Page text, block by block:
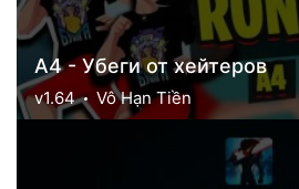
А4 - Убеги от хейтеров
v1.64 Vô Hạn Tiền